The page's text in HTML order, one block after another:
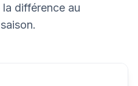
différence au